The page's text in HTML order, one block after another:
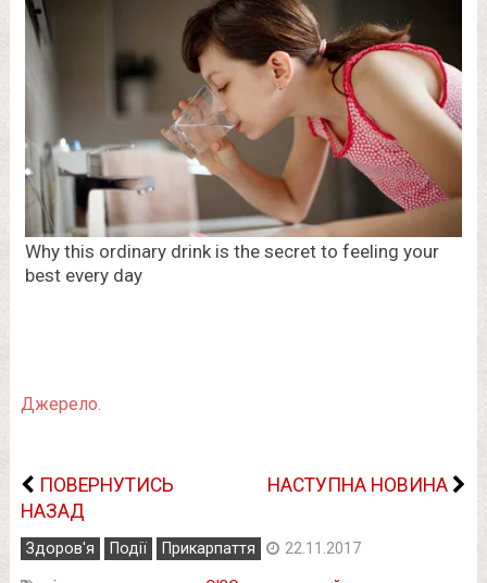
Джерело.
ПОВЕРНУТИСЬ
НАЗАД
НАСТУПНА НОВИНА
Здоров'я Події Прикарпаття 22.11.2017